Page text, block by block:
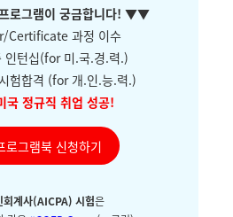
로그램이 궁금합니다! ▼▼
과정 이수
인턴십(for 미.국.경.력.)
험합격 (for 개.인.능.력.)
국 정규직 취업 성공!
로그램북 신청하기
회계사(AICPA) 시험은